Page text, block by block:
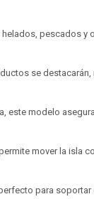
helados, pescados
se
este modelo
mover la isla
para